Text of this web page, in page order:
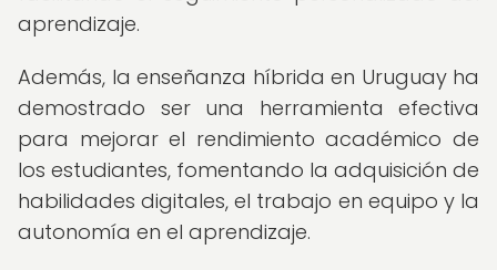
aprendizaje.
Además, la enseñanza híbrida en Uruguay ha
demostrado ser una herramienta efectiva
para mejorar el rendimiento académico de
los estudiantes, fomentando la adquisición de
habilidades digitales, el trabajo en equipo y la
autonomía en el aprendizaje.